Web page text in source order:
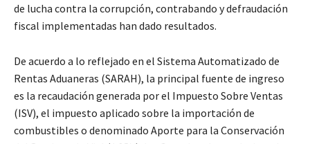
de lucha contra la corrupción, contrabando y defraudación
fiscal implementadas han dado resultados.
De acuerdo a lo reflejado en el Sistema Automatizado de
Rentas Aduaneras (SARAH), la principal fuente de ingreso
es la recaudación generada por el Impuesto Sobre Ventas
(ISV), el impuesto aplicado sobre la importación de
combustibles o denominado Aporte para la Conservación